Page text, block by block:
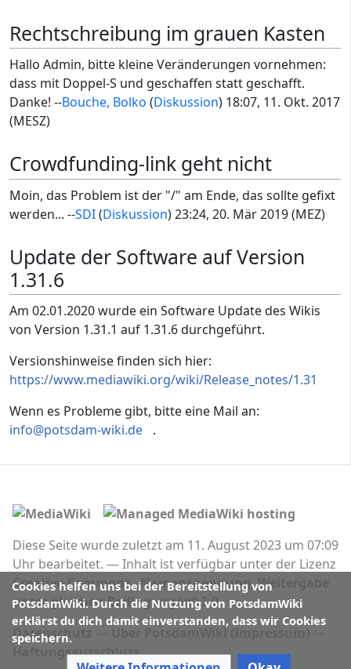
Rechtschreibung im grauen Kasten
Hallo Admin, bitte kleine Veränderungen vornehmen:
dass mit Doppel-S und geschaffen statt geschafft.
Danke! --Bouche, Bolko (Diskussion) 18:07, 11. Okt. 2017
(MESZ)
Crowdfunding-link geht nicht
Moin, das Problem ist der "/" am Ende, das sollte gefixt
werden... --SDI(Diskussion) 23:24, 20. Mär 2019 (MEZ)
Update der Software auf Version
1.31.6
Am 02.01.2020 wurde ein Software Update des Wikis
von Version 1.31.1 auf 1.31.6 durchgeführt.
Versionshinweise finden sich hier:
https://www.mediawiki.org/wiki/Release_notes/1.31
Wenn es Probleme gibt, bitte eine Mail an:
info@potsdam-wiki.de
.
Cookies helfen uns bei der Bereitstellung von
PotsdamWiki. Durch die Nutzung von PotsdamWiki
erklärst du dich damit einverstanden, dass wir Cookies
speichern.
Diese Seite wurde zuletzt am 11. August 2023 um 07:09
Uhr bearbeitet.
Inhalt ist verfügbar unter der Lizenz
Creative Commons „Namensnennung, Weitergabe
unter gleichen Bedingungen“ 3.0.
Datenschutz
Haftungsausschluss